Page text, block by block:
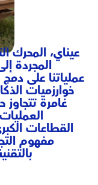
عيناي، المحرك
المجردة
عملياتنا على
خوارزميات
غامرة
القطاعات
مفهوم